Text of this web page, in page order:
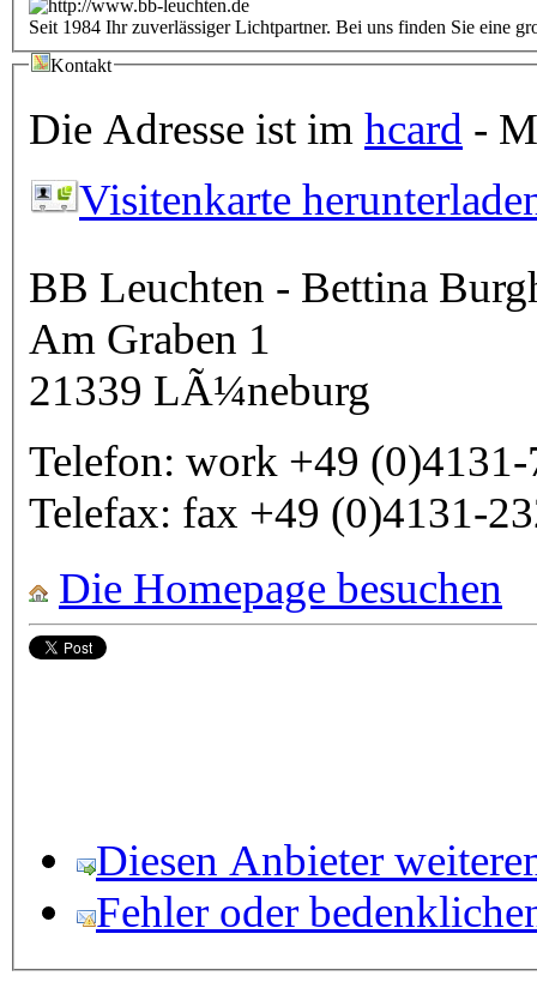
Seit 1984 Ihr zuverlässiger Lichtpartner. Bei uns finden Sie eine
Kontakt
Die Adresse ist im hcard -
Visitenkarte
BB Leuchten - Bettina
Am Graben 1
21339 LÃ¼neburg
Telefon: work +49
Telefax: fax +49 (0)4131-
Die Homepage besuchen
Diesen Anbieter
Fehler oder